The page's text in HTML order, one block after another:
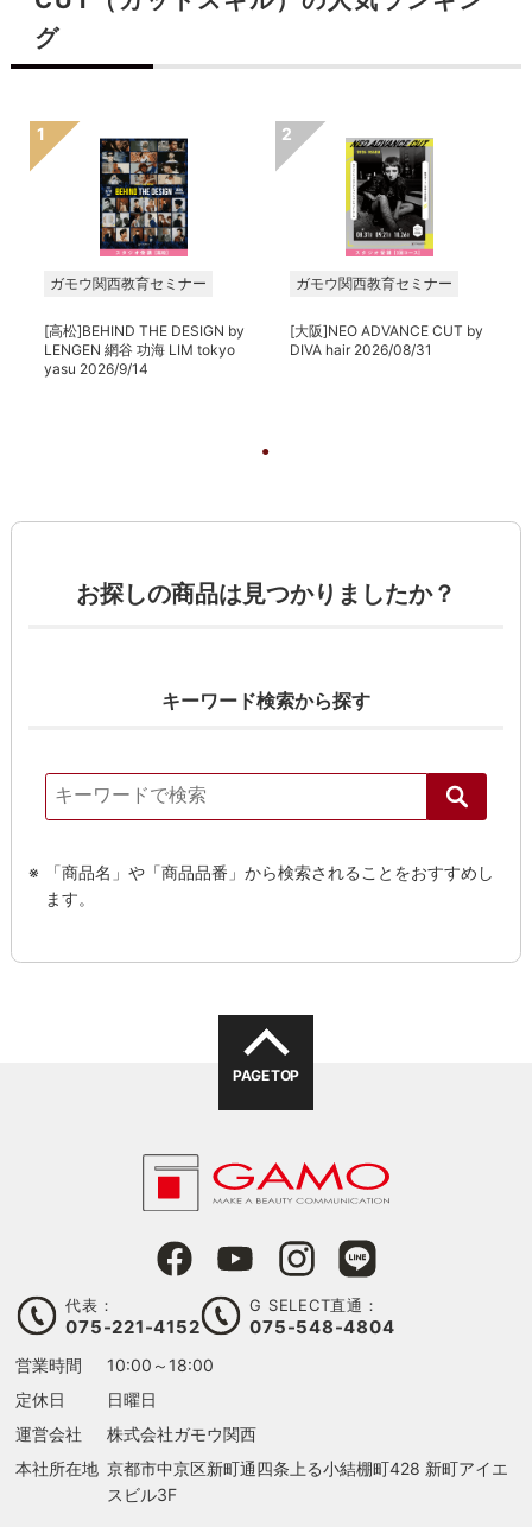
グ
ガモウ関西教育セミナー
[高松]BEHIND THE DESIGN by
LENGEN 網谷 功海 LIM tokyo
yasu 2026/9/14
ガモウ関西教育セミナー
[大阪]NEO ADVANCE CUT by
DIVA hair 2026/08/31
お探しの商品は見つかりましたか？
キーワード検索から探す
「商品名」や「商品品番」から検索されることをおすすめし
ます。
PAGE TOP
代表：
075-221-4152
G SELECT直通：
075-548-4804
営業時間
10:00～18:00
定休日
日曜日
運営会社
株式会社ガモウ関西
本社所在地 京都市中京区新町通四条上る小結棚町428 新町アイエ
スビル3F